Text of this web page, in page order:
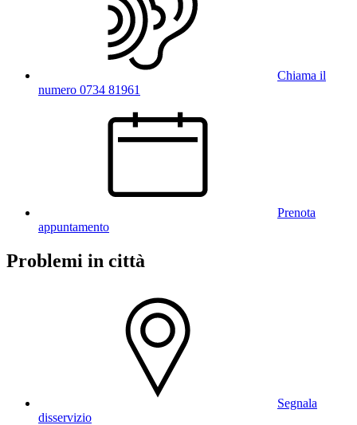
Chiama il
numero 0734 81961
Prenota
appuntamento
Problemi in città
Segnala
disservizio